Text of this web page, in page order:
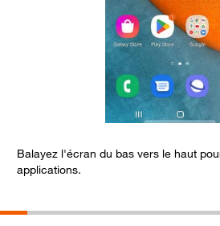
Balayez l'écran du bas vers le haut
applications.